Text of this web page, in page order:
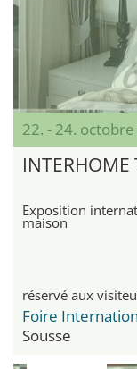
22. - 24.
INTERHOME
Exposition
maison
réservé aux
Foire
Sousse